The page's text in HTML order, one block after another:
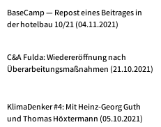
BaseCamp — Repost eines Beitrages in
der hotelbau 10/21 (04.11.2021)
C&A Fulda: Wiedereröffnung nach
Überarbeitungsmaßnahmen (21.10.2021)
KlimaDenker #4: Mit Heinz-Georg Guth
und Thomas Höxtermann (05.10.2021)